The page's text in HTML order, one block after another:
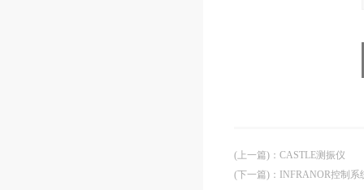
(上一篇) ： CASTLE测振仪
(下一篇) ： INFRANOR控制系